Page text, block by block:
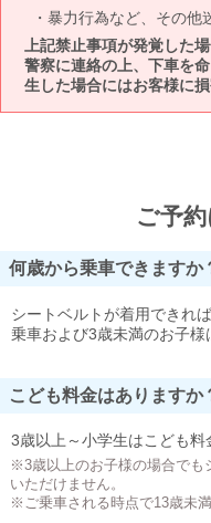
暴力行為など、その他
上記禁止事項が発覚した
警察に連絡の上、下車を
生した場合にはお客様に
ご予
何歳から乗車できますか
シートベルトが着用できれ
乗車および3歳未満のお子様
こども料金はありますか
3歳以上～小学生はこども料
※3歳以上のお子様の場合でも
いただけません。
※ご乗車される時点で13歳未